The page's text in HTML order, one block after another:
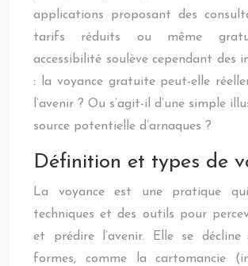
applications proposant des
tarifs réduits ou même
accessibilité soulève cependant des
: la voyance gratuite peut-elle
l’avenir ? Ou s’agit-il d’une simple
source potentielle d’arnaques ?
Définition et types de
La voyance est une pratique
techniques et des outils pour
et prédire l’avenir. Elle se décline
formes, comme la cartomancie